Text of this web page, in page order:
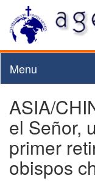
Menu
ASIA/
el Señor,
primer
obispos